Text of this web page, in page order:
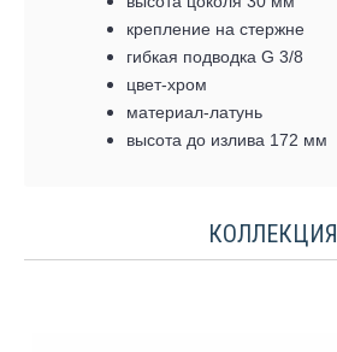
крепление на стержне
гибкая подводка G 3/8
цвет-хром
материал-латунь
высота до излива 172 мм
КОЛЛЕКЦИЯ